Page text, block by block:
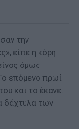
την
είπε η κόρη
όμως
επόμενο πρωί
και το έκανε.
δάχτυλα των